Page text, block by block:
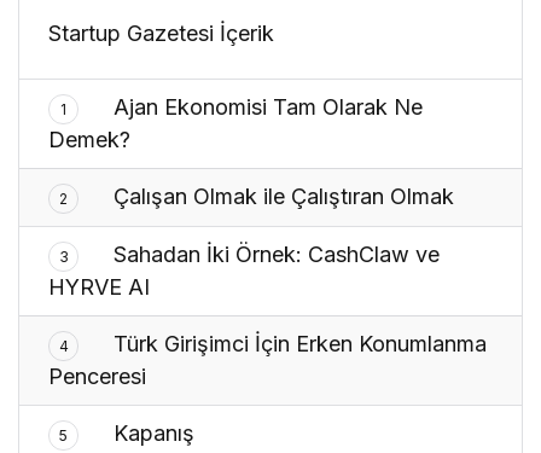
Startup Gazetesi İçerik
1
Ajan Ekonomisi Tam Olarak Ne
Demek?
2 Çalışan Olmak ile Çalıştıran Olmak
3
Sahadan İki Örnek: CashClaw ve
HYRVE AI
4
Türk Girişimci İçin Erken Konumlanma
Penceresi
5 Kapanış